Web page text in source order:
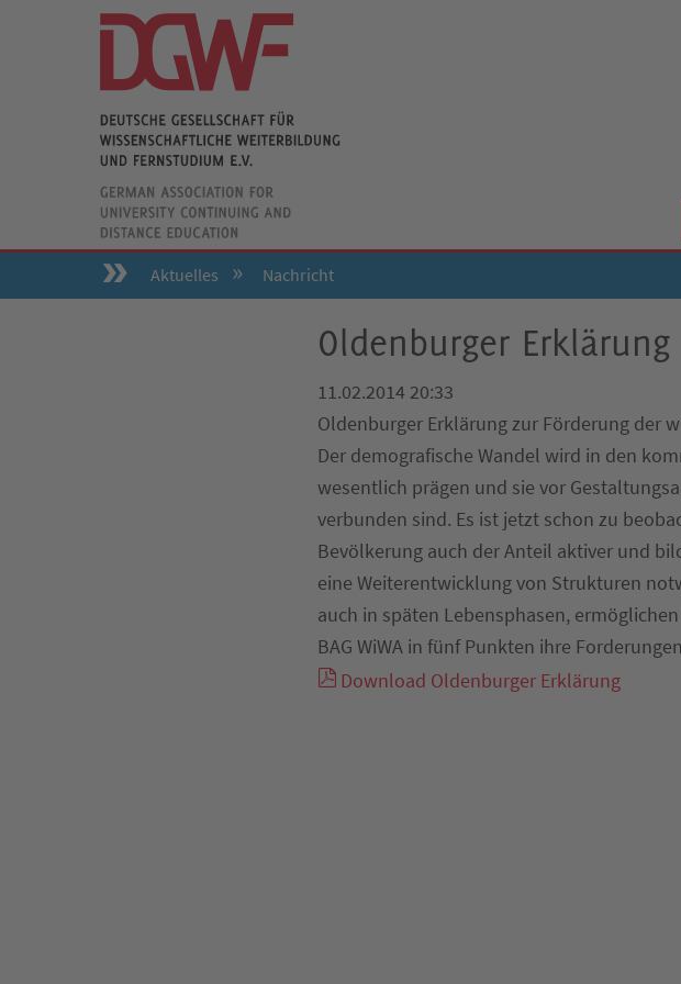
Aktuelles Nachricht
Oldenburger Erklärung
11.02.2014 20:33
Oldenburger Erklärung zur Förderung der
Der demografische Wandel wird in den
wesentlich prägen und sie vor
verbunden sind. Es ist jetzt schon zu
Bevölkerung auch der Anteil aktiver und
eine Weiterentwicklung von Strukturen
auch in späten Lebensphasen,
BAG WiWA in fünf Punkten ihre
Download Oldenburger Erklärung